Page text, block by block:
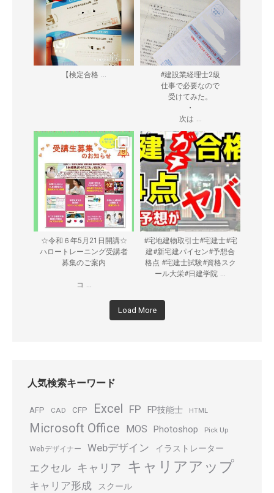
【検定合格 ...
#建設業経理士2級
仕事で必要なので
受けてみた。
・
次は ...
☆令和６年5月21日開講☆
ハロートレーニング受講者
募集のご案内
コ ...
#宅地建物取引士#宅建士#宅
建#新宅建パイセン#予想合
格点 #宅建士試験#資格スク
ール大栄#日建学院 ...
Load More
人気検索キーワード
AFP CAD CFP Excel FP FP技能士 HTML
Microsoft Office MOS Photoshop Pick Up
Webデザイナー Webデザイン イラストレーター
エクセル キャリア キャリアアップ
キャリア形成 スクール